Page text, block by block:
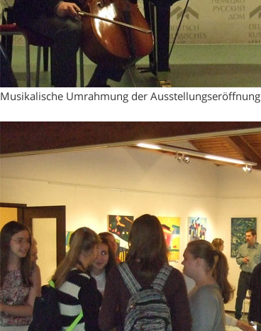
Musikalische Umrahmung der Ausstellungseröffnung